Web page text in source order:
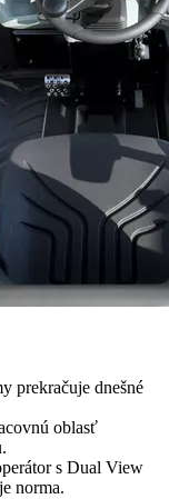
prekračuje dnešné
oblasť
s Dual View
norma.